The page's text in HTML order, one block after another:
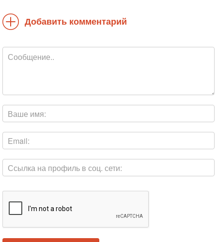
Добавить комментарий